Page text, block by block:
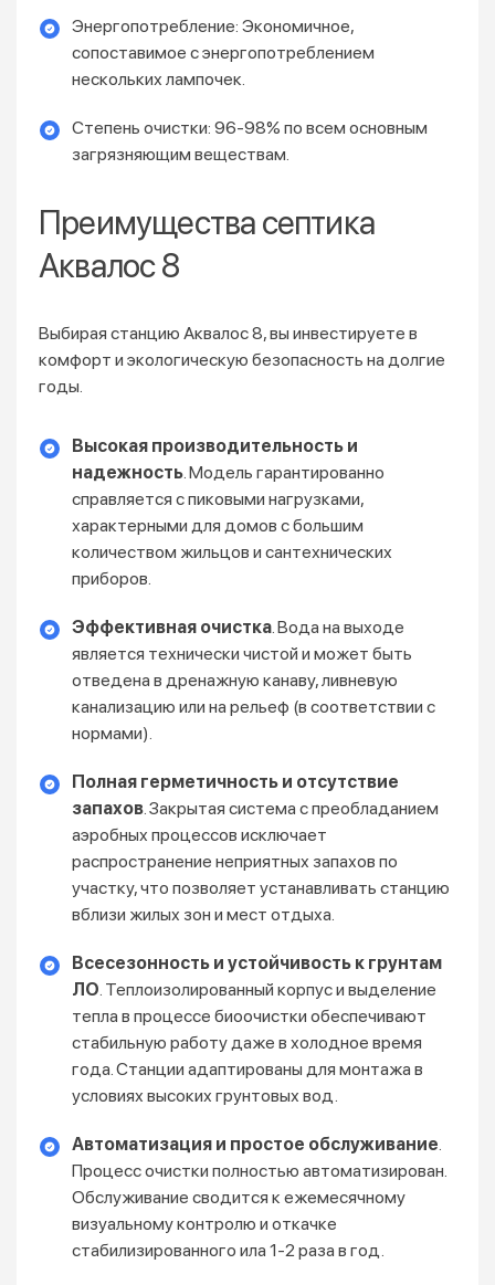
Энергопотребление: Экономичное,
сопоставимое с энергопотреблением
нескольких лампочек.
Степень очистки: 96-98% по всем основным
загрязняющим веществам.
Преимущества септика
Аквалос 8
Выбирая станцию Аквалос 8, вы инвестируете в
комфорт и экологическую безопасность на долгие
годы.
Высокая производительность и
надежность. Модель гарантированно
справляется с пиковыми нагрузками,
характерными для домов с большим
количеством жильцов и сантехнических
приборов.
Эффективная очистка. Вода на выходе
является технически чистой и может быть
отведена в дренажную канаву, ливневую
канализацию или на рельеф (в соответствии с
нормами).
Полная герметичность и отсутствие
запахов. Закрытая система с преобладанием
аэробных процессов исключает
распространение неприятных запахов по
участку, что позволяет устанавливать станцию
вблизи жилых зон и мест отдыха.
Всесезонность и устойчивость к грунтам
ЛО. Теплоизолированный корпус и выделение
тепла в процессе биоочистки обеспечивают
стабильную работу даже в холодное время
года. Станции адаптированы для монтажа в
условиях высоких грунтовых вод.
Автоматизация и простое обслуживание.
Процесс очистки полностью автоматизирован.
Обслуживание сводится к ежемесячному
визуальному контролю и откачке
стабилизированного ила 1-2 раза в год.